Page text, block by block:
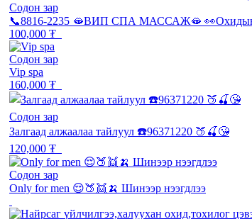
Содон зар
📞8816-2235 🫦ВИП СПА МАССАЖ🫦 👀Охидын
100,000 ₮
Содон зар
Vip spa
160,000 ₮
Содон зар
Залгаад алжаалаа тайлуул ☎️96371220 🍑🍒😘
120,000 ₮
Содон зар
Only for men 😌🍑👯🍌 Шинээр нээгдлээ